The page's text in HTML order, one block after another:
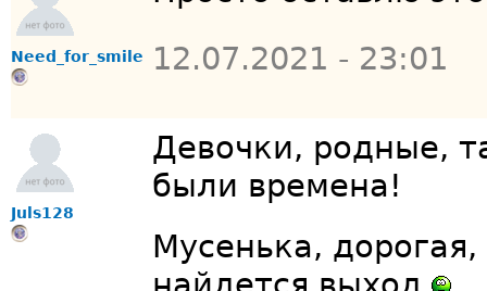
Need_for_smile
12.07.2021 - 23:01
Juls128
Девочки, родные,
были времена!
Мусенька,